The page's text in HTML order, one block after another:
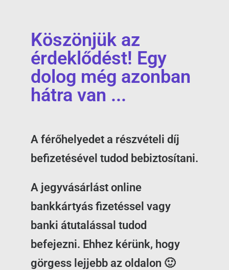
Köszönjük az
érdeklődést! Egy
dolog még azonban
hátra van ...
A férőhelyedet a részvételi díj
befizetésével tudod bebiztosítani.
A jegyvásárlást online
bankkártyás fizetéssel vagy
banki átutalással tudod
befejezni. Ehhez kérünk, hogy
görgess lejjebb az oldalon 🙂